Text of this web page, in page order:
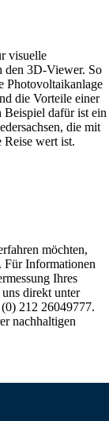
visuelle
den 3D-Viewer. So
Photovoltaikanlage
die Vorteile einer
Beispiel dafür ist ein
die mit
Reise wert ist.
möchten,
Informationen
Ihres
direkt unter
212 26049777.
nachhaltigen